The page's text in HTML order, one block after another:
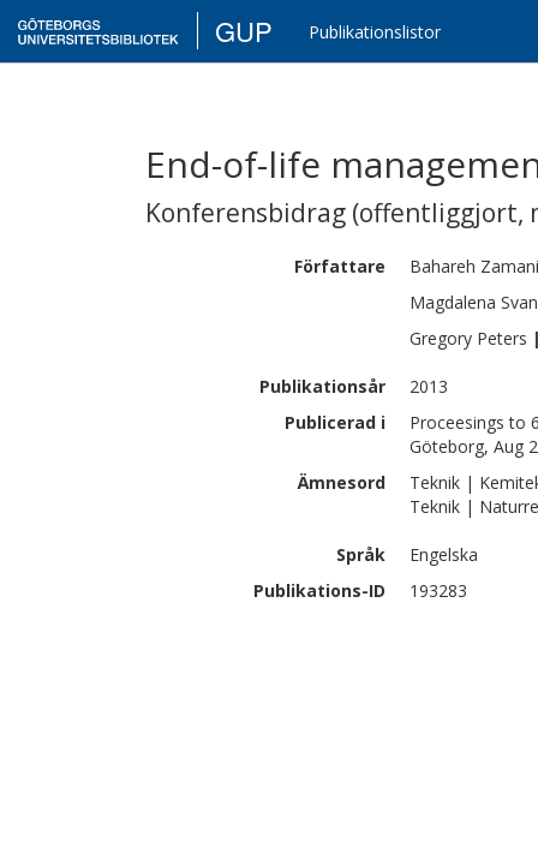
GUP Publikationslistor
End-of-life
Konferensbidrag (offentliggjort,
Författare Bahareh Zamani
Magdalena
Gregory Peters
Publikationsår
2013
Publicerad i
Proceesings to
Göteborg, Aug
Ämnesord
Teknik |
Teknik |
Språk
Engelska
Publikations-ID
193283